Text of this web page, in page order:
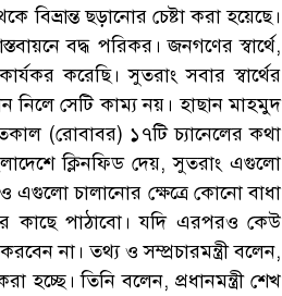
বিভ্রান্ত ছড়ানোর চেষ্টা করা হয়েছে।
বদ্ধ পরিকর। জনগণের স্বার্থে,
করেছি। সুতরাং সবার স্বার্থের
নিলে সেটি কাম্য নয়। হাছান মাহমুদ
(রোবাবর) ১৭টি চ্যানেলের কথা
ক্লিনফিড দেয়, সুতরাং এগুলো
এগুলো চালানোর ক্ষেত্রে কোনো বাধা
কাছে পাঠাবো। যদি এরপরও কেউ
না। তথ্য ও সম্প্রচারমন্ত্রী বলেন,
হচ্ছে। তিনি বলেন, প্রধানমন্ত্রী শেখ